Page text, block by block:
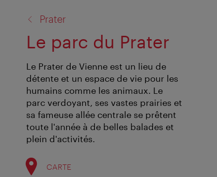
Prater
Le parc du Prater
Le Prater de Vienne est un lieu de
détente et un espace de vie pour les
humains comme les animaux. Le
parc verdoyant, ses vastes prairies et
sa fameuse allée centrale se prêtent
toute l'année à de belles balades et
plein d'activités.
CARTE